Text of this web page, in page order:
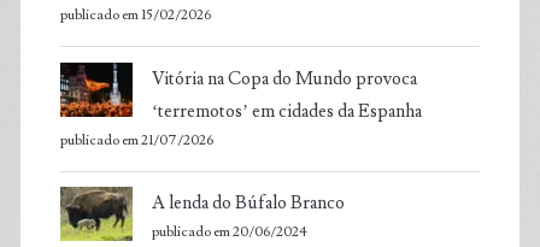
publicado em 15/02/2026
Vitória na Copa do Mundo provoca
‘terremotos’ em cidades da Espanha
publicado em 21/07/2026
A lenda do Búfalo Branco
publicado em 20/06/2024